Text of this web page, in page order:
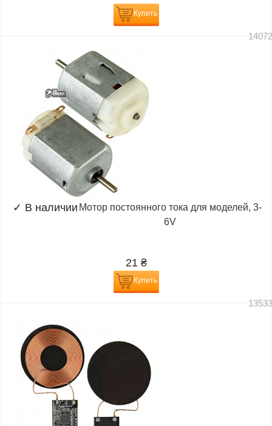
Купить
✓ В наличии Мотор постоянного тока для моделей, 3-
6V
21 ₴
Купить